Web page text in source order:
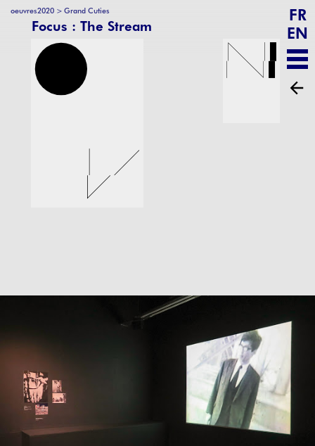
oeuvres2020 > Grand Cuties
Focus : The Stream
FR
EN